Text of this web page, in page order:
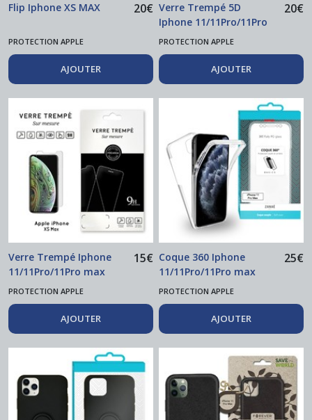
Flip Iphone XS MAX 20€
PROTECTION APPLE
AJOUTER
Verre Trempé 5D
Iphone 11/11Pro/11Pro
max
20€
PROTECTION APPLE
AJOUTER
Verre Trempé Iphone
11/11Pro/11Pro max
15€
PROTECTION APPLE
AJOUTER
Coque 360 Iphone
11/11Pro/11Pro max
25€
PROTECTION APPLE
AJOUTER